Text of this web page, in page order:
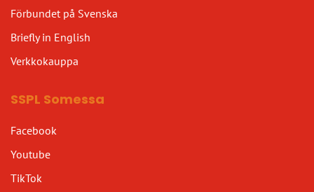
Förbundet på Svenska
Briefly in English
Verkkokauppa
SSPL Somessa
Facebook
Youtube
TikTok